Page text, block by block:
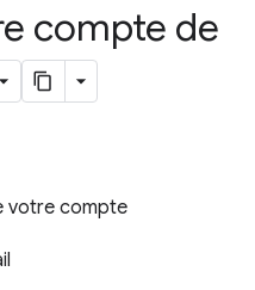
compte de
votre compte